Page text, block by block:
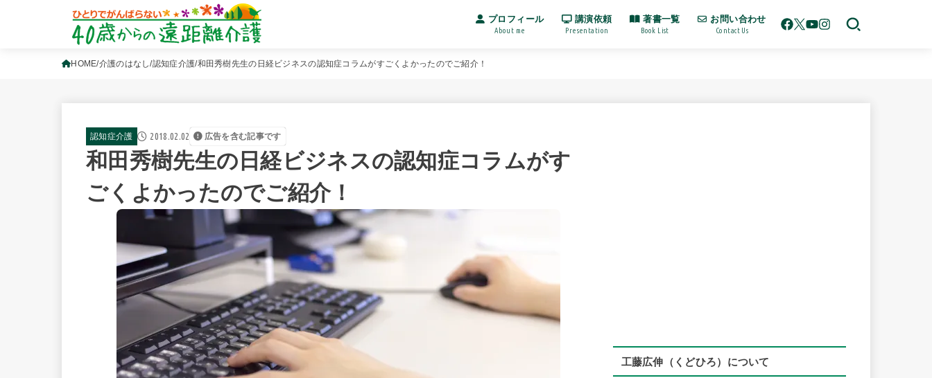
プロフィール
About me
講演依頼
Presentation
著書一覧
Book List
お問い合わせ
Contact Us
HOME 介護のはなし 認知症介護 和田秀樹先生の日経ビジネスの認知症コラムがすごくよかったのでご紹介！
認知症介護 2018.02.02 広告を含む記事です
和田秀樹先生の日経ビジネスの認知症コラムがす
ごくよかったのでご紹介！
工藤広伸（くどひろ）について